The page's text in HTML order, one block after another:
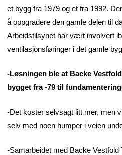
et bygg fra 1979 og et fra 1992.
å oppgradere den gamle delen til
Arbeidstilsynet har vært involvert
ventilasjonsføringer i det gamle
-Løsningen ble at Backe
bygget fra -79 til
-Det koster selvsagt litt mer, men
selv med noen humper i veien
-Samarbeidet med Backe